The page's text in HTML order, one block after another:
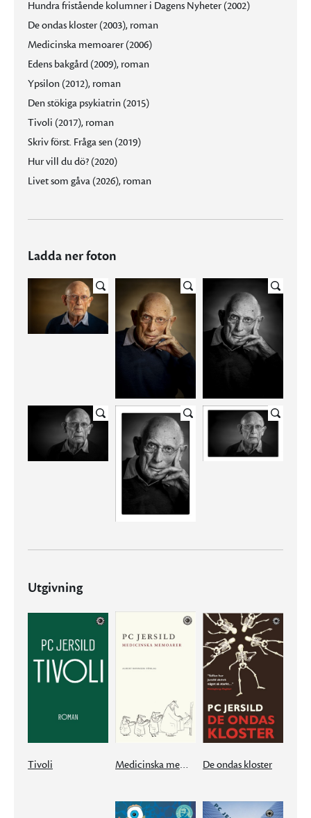
Hundra fristående kolumner i Dagens Nyheter (2002)
De ondas kloster (2003), roman
Medicinska memoarer (2006)
Edens bakgård (2009), roman
Ypsilon (2012), roman
Den stökiga psykiatrin (2015)
Tivoli (2017), roman
Skriv först. Fråga sen (2019)
Hur vill du dö? (2020)
Livet som gåva (2026), roman
Ladda ner foton
Utgivning
Tivoli Medicinska memoarer De ondas kloster